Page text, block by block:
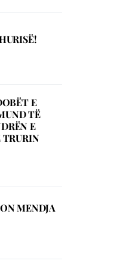
E
TË
E
TRURIN
MENDJA